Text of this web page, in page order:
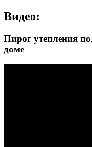
Видео:
Пирог утепления
доме